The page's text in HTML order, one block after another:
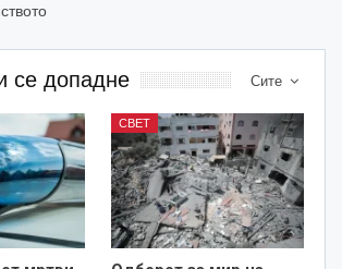
Сите
се допадне
СВЕТ